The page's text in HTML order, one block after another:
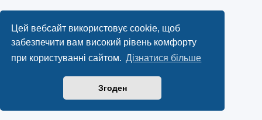
Цей вебсайт використовує cookie, щоб
забезпечити вам високий рівень комфорту
при користуванні сайтом. Дізнатися більше
Згоден